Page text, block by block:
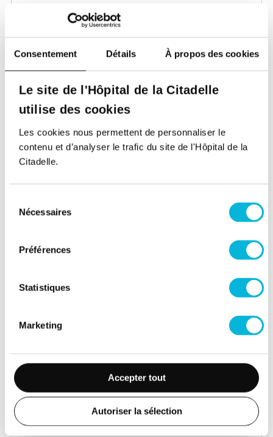
Consentement Détails À propos des cookies
Le site de l'Hôpital de la Citadelle
utilise des cookies
Les cookies nous permettent de personnaliser le
contenu et d’analyser le trafic du site de l'Hôpital de la
Citadelle.
Nécessaires
Préférences
Statistiques
Marketing
Accepter tout
Autoriser la sélection
Après-midi
Vendredi
Matin
Après-midi
Matin
Site Laveu
Lundi
Mardi
Matin
Matin